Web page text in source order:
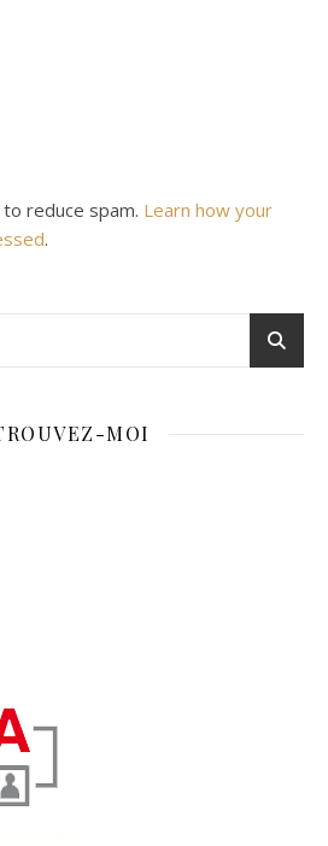
reduce spam. Learn how your
.
MOI